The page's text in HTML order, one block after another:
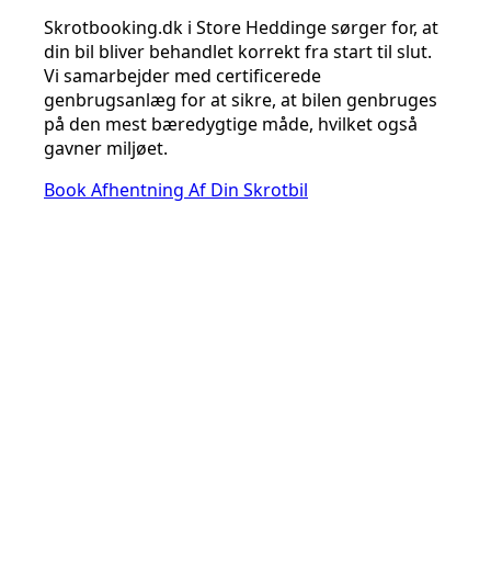
Skrotbooking.dk i Store Heddinge sørger for, at
din bil bliver behandlet korrekt fra start til slut.
Vi samarbejder med certificerede
genbrugsanlæg for at sikre, at bilen genbruges
på den mest bæredygtige måde, hvilket også
gavner miljøet.
Book Afhentning Af Din Skrotbil